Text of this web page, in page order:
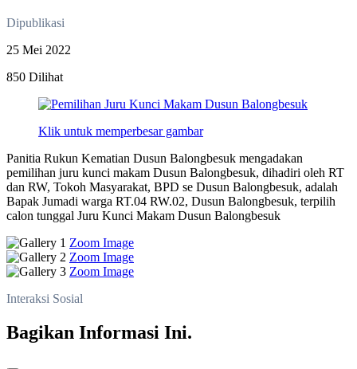
Dipublikasi
25 Mei 2022
850 Dilihat
Klik untuk memperbesar gambar
Panitia Rukun Kematian Dusun Balongbesuk mengadakan
pemilihan juru kunci makam Dusun Balongbesuk, dihadiri oleh RT
dan RW, Tokoh Masyarakat, BPD se Dusun Balongbesuk, adalah
Bapak Jumadi warga RT.04 RW.02, Dusun Balongbesuk, terpilih
calon tunggal Juru Kunci Makam Dusun Balongbesuk
Zoom Image
Zoom Image
Zoom Image
Interaksi Sosial
Bagikan Informasi Ini.